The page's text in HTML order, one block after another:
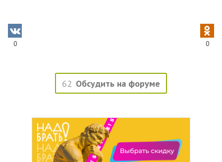
0 0
62 Обсудить на форуме